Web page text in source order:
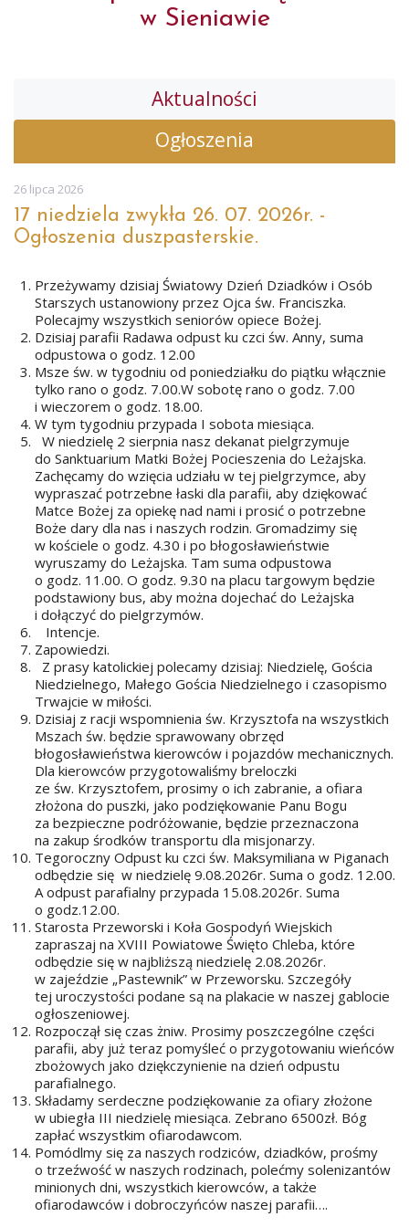
w Sieniawie
Aktualności
Ogłoszenia
26 lipca 2026
17 niedziela zwykła 26. 07. 2026r. -
Ogłoszenia duszpasterskie.
Przeżywamy dzisiaj Światowy Dzień Dziadków i Osób
Starszych ustanowiony przez Ojca św. Franciszka.
Polecajmy wszystkich seniorów opiece Bożej.
Dzisiaj parafii Radawa odpust ku czci św. Anny, suma
odpustowa o godz. 12.00
Msze św. w tygodniu od poniedziałku do piątku włącznie
tylko rano o godz. 7.00.W sobotę rano o godz. 7.00
i wieczorem o godz. 18.00.
W tym tygodniu przypada I sobota miesiąca.
W niedzielę 2 sierpnia nasz dekanat pielgrzymuje
do Sanktuarium Matki Bożej Pocieszenia do Leżajska.
Zachęcamy do wzięcia udziału w tej pielgrzymce, aby
wypraszać potrzebne łaski dla parafii, aby dziękować
Matce Bożej za opiekę nad nami i prosić o potrzebne
Boże dary dla nas i naszych rodzin. Gromadzimy się
w kościele o godz. 4.30 i po błogosławieństwie
wyruszamy do Leżajska. Tam suma odpustowa
o godz. 11.00. O godz. 9.30 na placu targowym będzie
podstawiony bus, aby można dojechać do Leżajska
i dołączyć do pielgrzymów.
Intencje.
Zapowiedzi.
Z prasy katolickiej polecamy dzisiaj: Niedzielę, Gościa
Niedzielnego, Małego Gościa Niedzielnego i czasopismo
Trwajcie w miłości.
Dzisiaj z racji wspomnienia św. Krzysztofa na wszystkich
Mszach św. będzie sprawowany obrzęd
błogosławieństwa kierowców i pojazdów mechanicznych.
Dla kierowców przygotowaliśmy breloczki
ze św. Krzysztofem, prosimy o ich zabranie, a ofiara
złożona do puszki, jako podziękowanie Panu Bogu
za bezpieczne podróżowanie, będzie przeznaczona
na zakup środków transportu dla misjonarzy.
Tegoroczny Odpust ku czci św. Maksymiliana w Piganach
odbędzie się w niedzielę 9.08.2026r. Suma o godz. 12.00.
A odpust parafialny przypada 15.08.2026r. Suma
o godz.12.00.
Starosta Przeworski i Koła Gospodyń Wiejskich
zapraszaj na XVIII Powiatowe Święto Chleba, które
odbędzie się w najbliższą niedzielę 2.08.2026r.
w zajeździe „Pastewnik” w Przeworsku. Szczegóły
tej uroczystości podane są na plakacie w naszej gablocie
ogłoszeniowej.
Rozpoczął się czas żniw. Prosimy poszczególne części
parafii, aby już teraz pomyśleć o przygotowaniu wieńców
zbożowych jako dziękczynienie na dzień odpustu
parafialnego.
Składamy serdeczne podziękowanie za ofiary złożone
w ubiegła III niedzielę miesiąca. Zebrano 6500zł. Bóg
zapłać wszystkim ofiarodawcom.
Pomódlmy się za naszych rodziców, dziadków, prośmy
o trzeźwość w naszych rodzinach, polećmy solenizantów
minionych dni, wszystkich kierowców, a także
ofiarodawców i dobroczyńców naszej parafii….